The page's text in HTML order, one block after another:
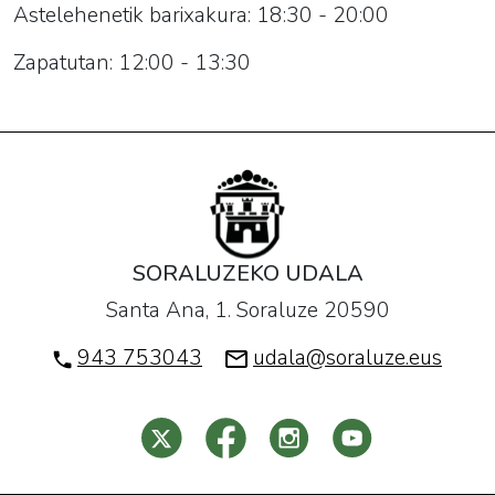
Astelehenetik barixakura: 18:30 - 20:00
Zapatutan: 12:00 - 13:30
SORALUZEKO UDALA
Santa Ana, 1. Soraluze 20590
943 753043
udala@soraluze.eus